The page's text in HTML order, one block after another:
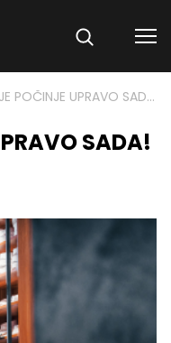
SNIŽENJE POČINJE UPRAVO SADA!
SADA!